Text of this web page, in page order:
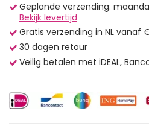
Geplande verzending:
Bekijk levertijd
Gratis verzending in NL vanaf
30 dagen retour
Veilig betalen met iDEAL,